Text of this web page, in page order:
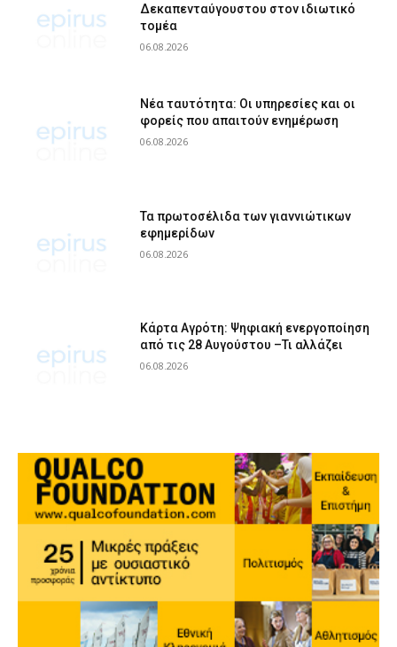
Δεκαπενταύγουστου στον ιδιωτικό
τομέα
06.08.2026
Νέα ταυτότητα: Οι υπηρεσίες και οι
φορείς που απαιτούν ενημέρωση
06.08.2026
Τα πρωτοσέλιδα των γιαννιώτικων
εφημερίδων
06.08.2026
Κάρτα Αγρότη: Ψηφιακή ενεργοποίηση
από τις 28 Αυγούστου –Τι αλλάζει
06.08.2026